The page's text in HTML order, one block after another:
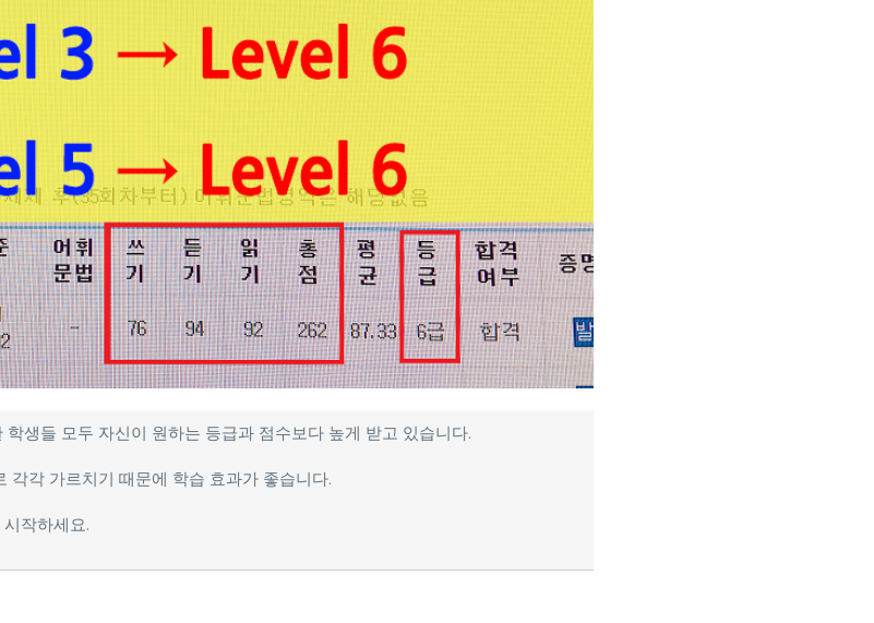
생들 모두 자신이 원하는 등급과 점수보다 높게 받고 있습니다.
각각 가르치기 때문에 학습 효과가 좋습니다.
작하세요.